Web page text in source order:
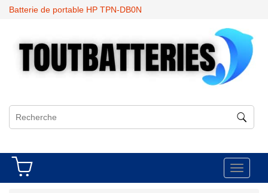
Batterie de portable HP TPN-DB0N
Toggle